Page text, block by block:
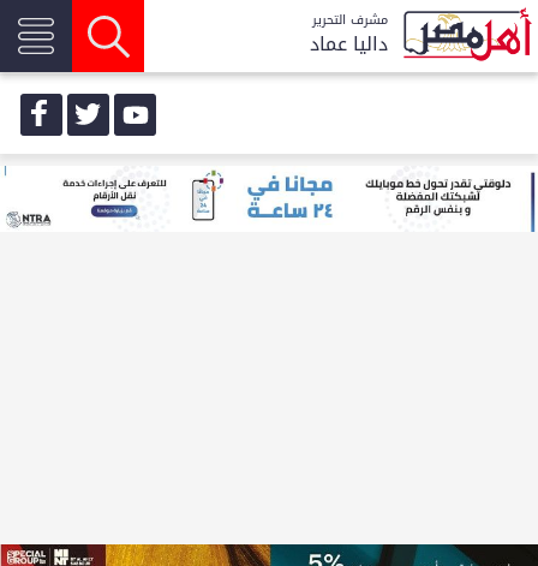
مشرف التحرير
داليا عماد